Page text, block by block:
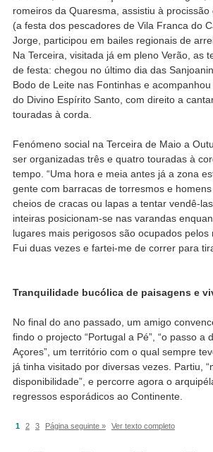
romeiros da Quaresma, assistiu à
(a festa dos pescadores de Vila Franca do
Jorge, participou em bailes regionais de
Na Terceira, visitada já em pleno Verão, as
de festa: chegou no último dia das
Bodo de Leite nas Fontinhas e
do Divino Espírito Santo, com direito a
touradas à corda.
Fenómeno social na Terceira de Maio a
ser organizadas três e quatro touradas à
tempo. “Uma hora e meia antes já a zona
gente com barracas de torresmos e
cheios de cracas ou lapas a tentar vendê-
inteiras posicionam-se nas varandas
lugares mais perigosos são ocupados pelos
Fui duas vezes e fartei-me de correr para
Tranquilidade bucólica de paisagens e
No final do ano passado, um amigo
findo o projecto “Portugal a Pé”, “o passo a
Açores”, um território com o qual sempre
já tinha visitado por diversas vezes. Partiu,
disponibilidade”, e percorre agora o
regressos esporádicos ao Continente.
1 2 3 Página seguinte » Ver texto completo